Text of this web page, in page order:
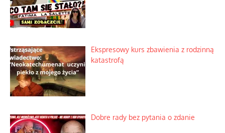
Ekspresowy kurs zbawienia z rodzinną
katastrofą
Dobre rady bez pytania o zdanie